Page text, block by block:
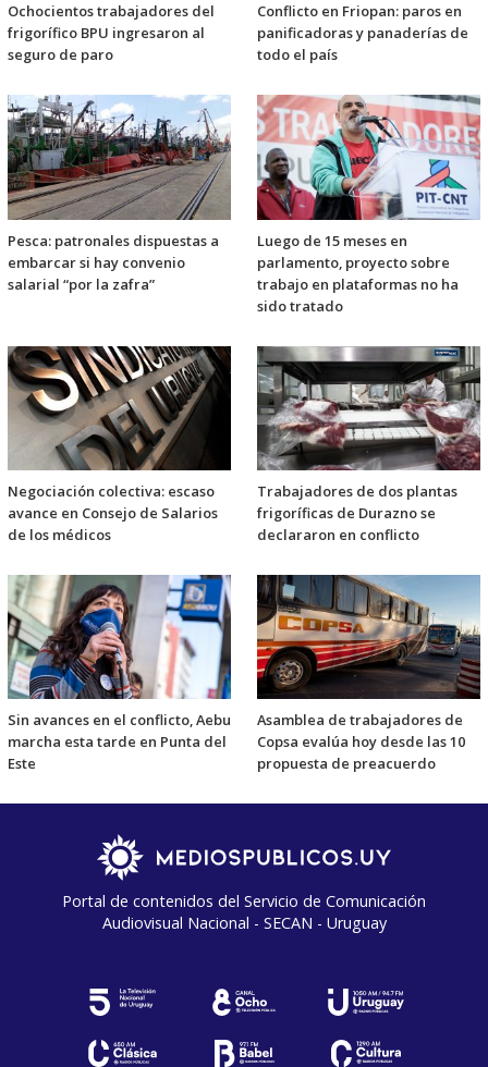
Ochocientos trabajadores del
frigorífico BPU ingresaron al
seguro de paro
Conflicto en Friopan: paros en
panificadoras y panaderías de
todo el país
Pesca: patronales dispuestas a
embarcar si hay convenio
salarial “por la zafra”
Luego de 15 meses en
parlamento, proyecto sobre
trabajo en plataformas no ha
sido tratado
Negociación colectiva: escaso
avance en Consejo de Salarios
de los médicos
Trabajadores de dos plantas
frigoríficas de Durazno se
declararon en conflicto
Sin avances en el conflicto, Aebu
marcha esta tarde en Punta del
Este
Asamblea de trabajadores de
Copsa evalúa hoy desde las 10
propuesta de preacuerdo
Portal de contenidos del Servicio de Comunicación
Audiovisual Nacional - SECAN - Uruguay